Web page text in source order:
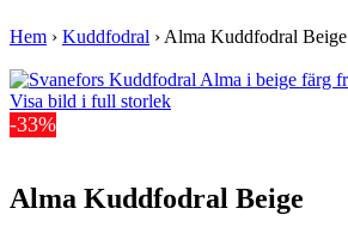
Hem › Kuddfodral ›Alma Kuddfodral Beige
Visa bild i full storlek
-33%
Alma Kuddfodral Beige